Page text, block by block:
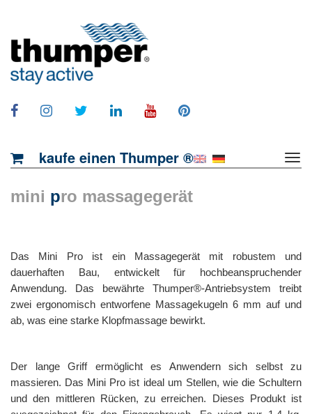
kaufe einen Thumper ®
mini pro massagegerät
Das Mini Pro ist ein Massagegerät mit robustem und
dauerhaften Bau, entwickelt für hochbeanspruchender
Anwendung. Das bewährte Thumper®-Antriebsystem treibt
zwei ergonomisch entworfene Massagekugeln 6 mm auf und
ab, was eine starke Klopfmassage bewirkt.
Der lange Griff ermöglicht es Anwendern sich selbst zu
massieren. Das Mini Pro ist ideal um Stellen, wie die Schultern
und den mittleren Rücken, zu erreichen. Dieses Produkt ist